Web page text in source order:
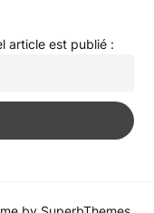
article est publié :